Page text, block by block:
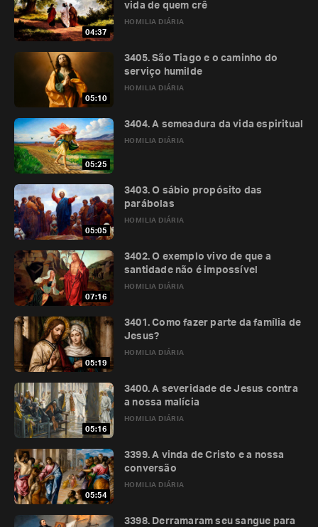
04:37
HOMILIA DIÁRIA
vida de quem crê
05:10
HOMILIA DIÁRIA
3405. São Tiago e o caminho do
serviço humilde
05:25
HOMILIA DIÁRIA
3404. A semeadura da vida espiritual
05:05
HOMILIA DIÁRIA
3403. O sábio propósito das
parábolas
07:16
HOMILIA DIÁRIA
3402. O exemplo vivo de que a
santidade não é impossível
05:19
HOMILIA DIÁRIA
3401. Como fazer parte da família de
Jesus?
05:16
HOMILIA DIÁRIA
3400. A severidade de Jesus contra
a nossa malícia
05:54
HOMILIA DIÁRIA
3399. A vinda de Cristo e a nossa
conversão
3398. Derramaram seu sangue para